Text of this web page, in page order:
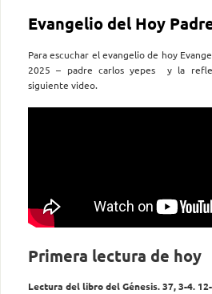
Evangelio del Hoy
Para escuchar el evangelio de hoy
2025 – padre carlos yepes y la
siguiente video.
Primera lectura de hoy
Lectura del libro del Génesis. 37, 3-4.